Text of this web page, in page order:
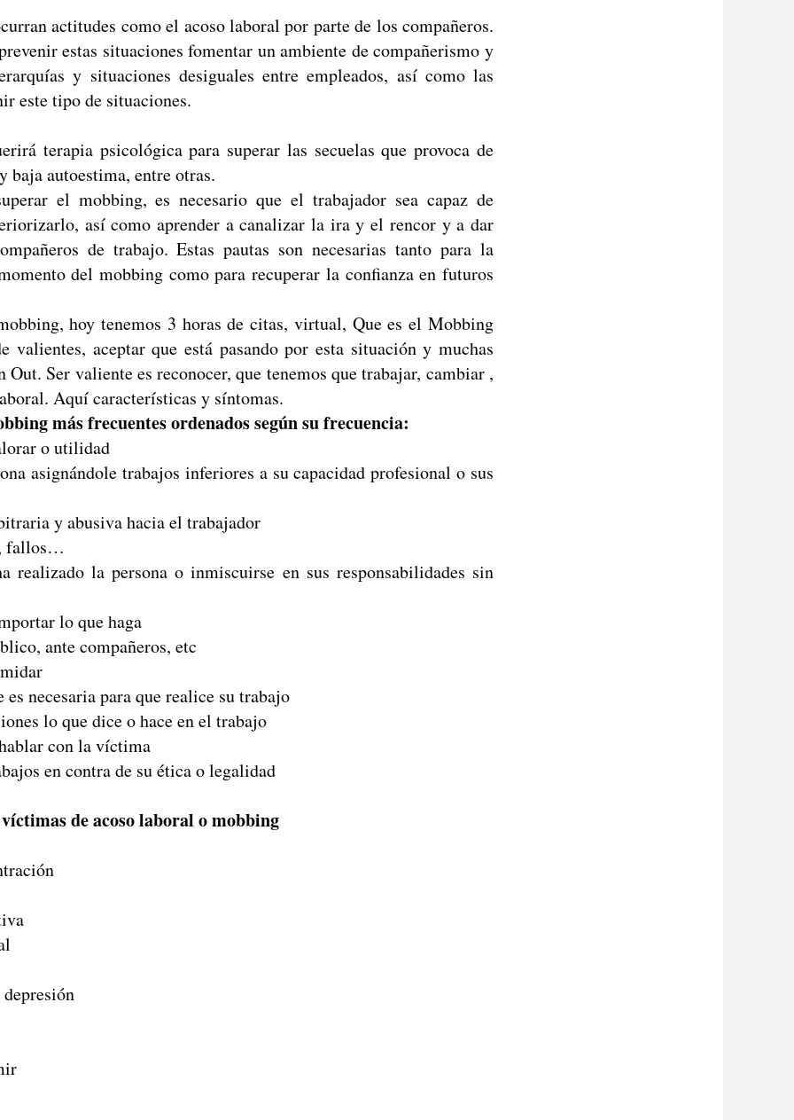
actitudes como el acoso laboral por parte de los compañeros.
estas situaciones fomentar un ambiente de compañerismo y
y situaciones desiguales entre empleados, así como las
este tipo de situaciones.
terapia psicológica para superar las secuelas que provoca de
baja autoestima, entre otras.
el mobbing, es necesario que el trabajador sea capaz de
así como aprender a canalizar la ira y el rencor y a dar
de trabajo. Estas pautas son necesarias tanto para la
del mobbing como para recuperar la confianza en futuros
hoy tenemos 3 horas de citas, virtual, Que es el Mobbing
valientes, aceptar que está pasando por esta situación y muchas
Ser valiente es reconocer, que tenemos que trabajar, cambiar ,
Aquí características y síntomas.
más frecuentes ordenados según su frecuencia:
o utilidad
trabajos inferiores a su capacidad profesional o sus
y abusiva hacia el trabajador
fallos…
realizado la persona o inmiscuirse en sus responsabilidades sin
lo que haga
ante compañeros, etc
necesaria para que realice su trabajo
lo que dice o hace en el trabajo
con la víctima
en contra de su ética o legalidad
de acoso laboral o mobbing